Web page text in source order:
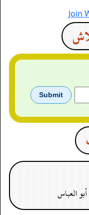
Join
العباس